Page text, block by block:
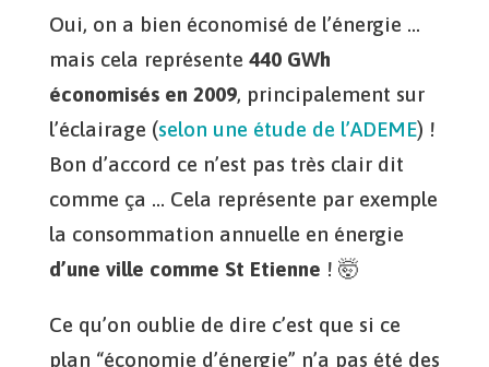
Oui, on a bien économisé de l’énergie …
mais cela représente 440 GWh
économisés en 2009, principalement sur
l’éclairage (selon une étude de l’ADEME) !
Bon d’accord ce n’est pas très clair dit
comme ça … Cela représente par exemple
la consommation annuelle en énergie
d’une ville comme St Etienne ! 🤯
Ce qu’on oublie de dire c’est que si ce
plan “économie d’énergie” n’a pas été des